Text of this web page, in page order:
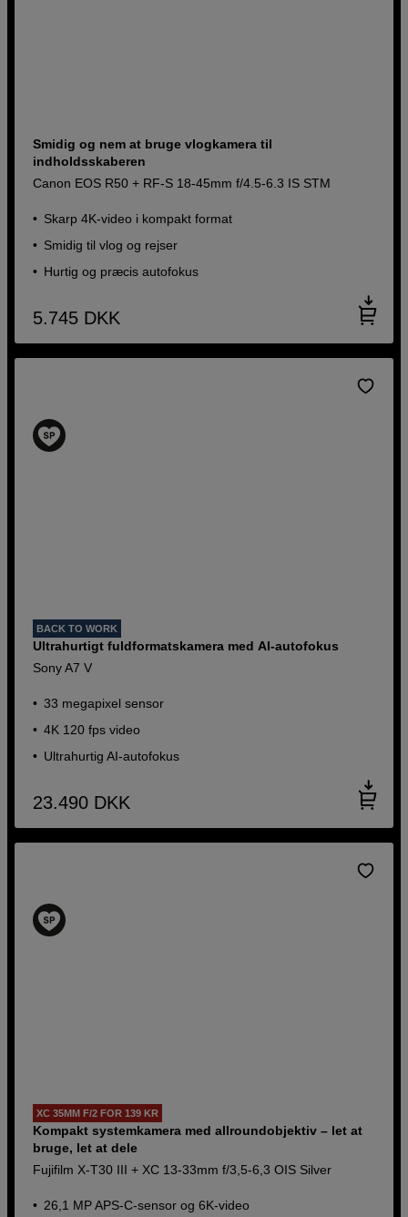
Smidig og nem at bruge vlogkamera til
indholdsskaberen
Canon EOS R50 + RF-S 18-45mm f/4.5-6.3 IS STM
Skarp 4K-video i kompakt format
Smidig til vlog og rejser
Hurtig og præcis autofokus
5.745 DKK
BACK TO WORK
Ultrahurtigt fuldformatskamera med AI-autofokus
Sony A7 V
33 megapixel sensor
4K 120 fps video
Ultrahurtig AI-autofokus
23.490 DKK
XC 35MM F/2 FOR 139 KR
Kompakt systemkamera med allroundobjektiv – let at
bruge, let at dele
Fujifilm X-T30 III + XC 13-33mm f/3,5-6,3 OIS Silver
26,1 MP APS-C-sensor og 6K-video